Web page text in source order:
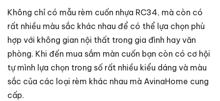
Không chỉ có mẫu rèm cuốn nhựa RC34, mà còn có
rất nhiều màu sắc khác nhau để có thể lựa chọn phù
hợp với không gian nội thất trong gia đình hay văn
phòng. Khi đến mua sắm màn cuốn bạn còn có cơ hội
tự mình lựa chọn trong số rất nhiều kiểu dáng và màu
sắc của các loại rèm khác nhau mà AvinaHome cung
cấp.